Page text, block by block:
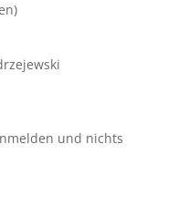
und nichts